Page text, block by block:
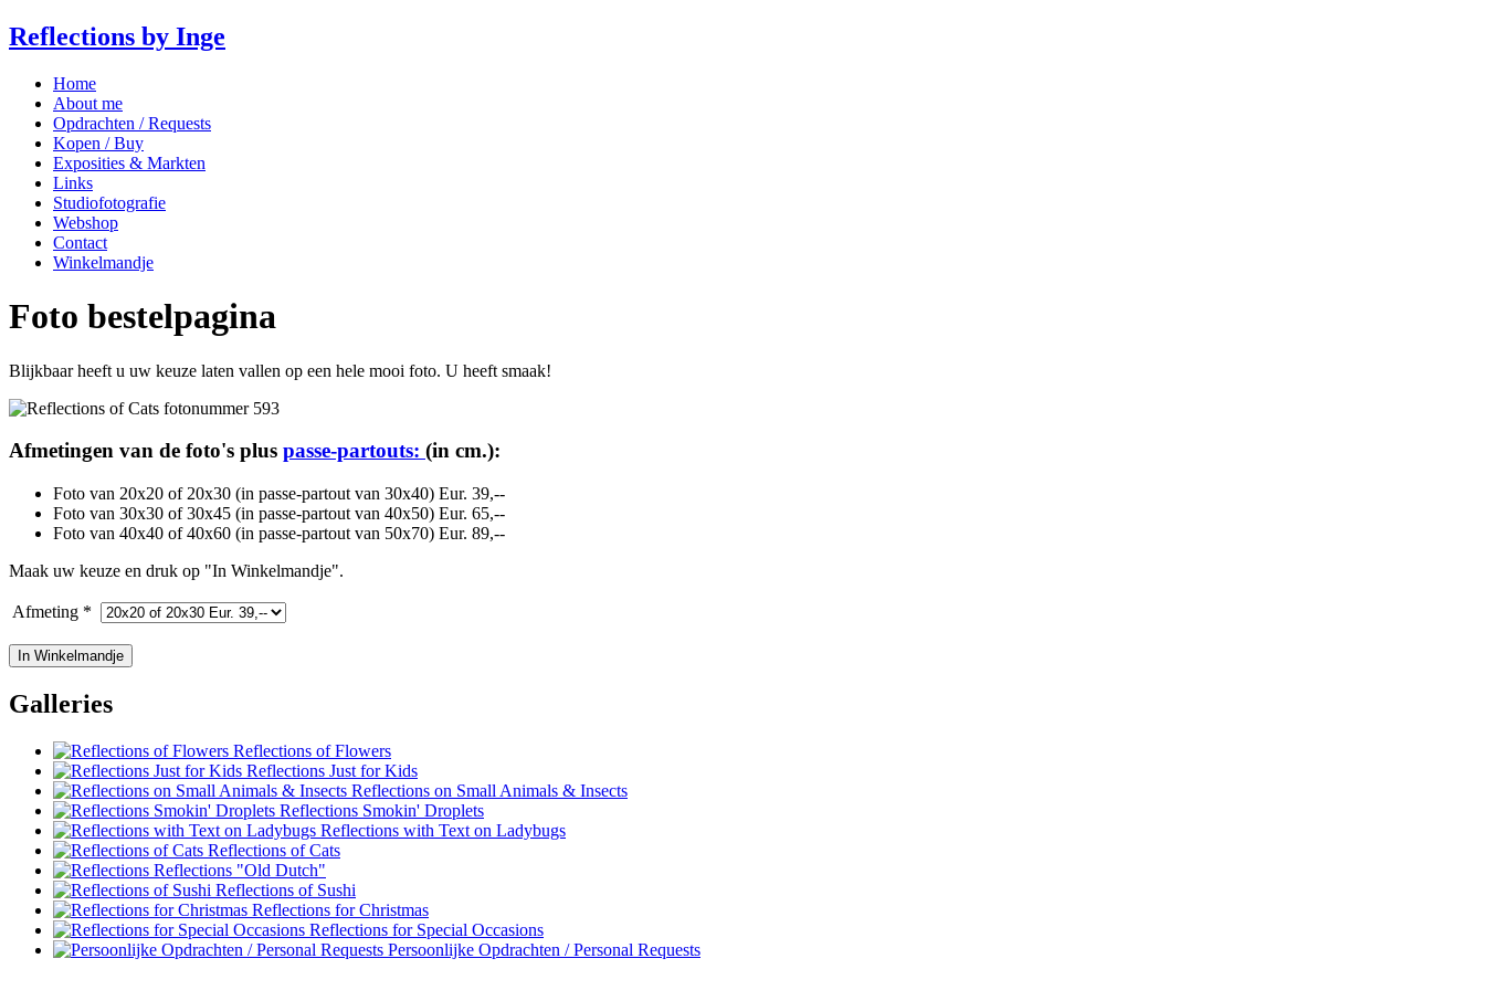
Reflections by Inge
Home
About me
Opdrachten / Requests
Kopen / Buy
Exposities & Markten
Links
Studiofotografie
Webshop
Contact
Winkelmandje
Foto bestelpagina
Blijkbaar heeft u uw keuze laten vallen op een hele mooi foto. U heeft smaak!
Afmetingen van de foto's plus passe-partouts: (in cm.):
Foto van 20x20 of 20x30 (in passe-partout van 30x40) Eur. 39,--
Foto van 30x30 of 30x45 (in passe-partout van 40x50) Eur. 65,--
Foto van 40x40 of 40x60 (in passe-partout van 50x70) Eur. 89,--
Maak uw keuze en druk op "In Winkelmandje".
Afmeting *
Galleries
Reflections of Flowers
Reflections Just for Kids
Reflections on Small Animals & Insects
Reflections Smokin' Droplets
Reflections with Text on Ladybugs
Reflections of Cats
Reflections "Old Dutch"
Reflections of Sushi
Reflections for Christmas
Reflections for Special Occasions
Persoonlijke Opdrachten / Personal Requests